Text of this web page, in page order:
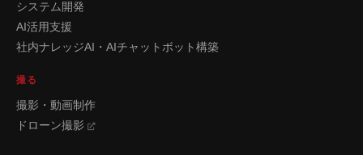
システム開発
AI活用支援
社内ナレッジAI・AIチャットボット構築
撮る
撮影・動画制作
ドローン撮影